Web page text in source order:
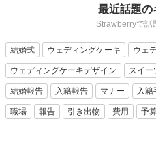
最近話題の
Strawberryで話
結婚式 ウェディングケーキ ウェ
ウェディングケーキデザイン スイー
結婚報告 入籍報告 マナー 入籍
職場 報告 引き出物 費用 予